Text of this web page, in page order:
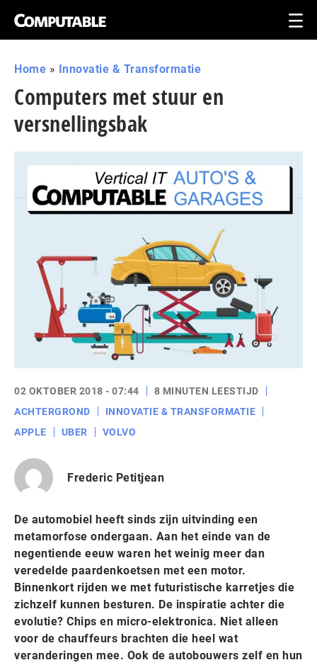
Home » Innovatie & Transformatie
Computers met stuur en
versnellingsbak
02 OKTOBER 2018 - 07:44
8 MINUTEN LEESTIJD
ACHTERGROND
INNOVATIE & TRANSFORMATIE
APPLE
UBER VOLVO
Frederic Petitjean
De automobiel heeft sinds zijn uitvinding een
metamorfose ondergaan. Aan het einde van de
negentiende eeuw waren het weinig meer dan
veredelde paardenkoetsen met een motor.
Binnenkort rijden we met futuristische karretjes die
zichzelf kunnen besturen. De inspiratie achter die
evolutie? Chips en micro-elektronica. Niet alleen
voor de chauffeurs brachten die heel wat
veranderingen mee. Ook de autobouwers zelf en hun